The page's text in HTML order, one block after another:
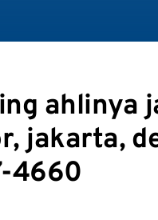
ahlinya
jakarta,
4660